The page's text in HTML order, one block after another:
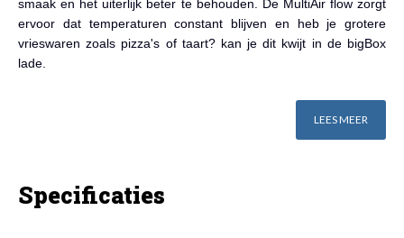
smaak en het uiterlijk beter te behouden. De MultiAir flow zorgt
ervoor dat temperaturen constant blijven en heb je grotere
vrieswaren zoals pizza's of taart? kan je dit kwijt in de bigBox
lade.
LEES MEER
Specificaties